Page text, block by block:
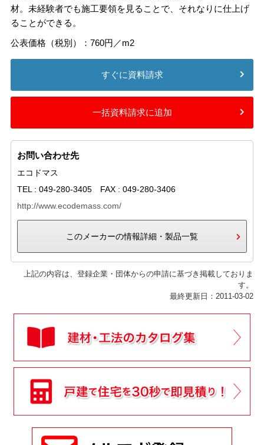
材。未経験者でも施工要領を見ることで、それなりに仕上げ
ることができる。
公表価格（税別）：760円／m2
すぐに資料請求
一括資料請求に追加
お問い合わせ先
エコドマス
TEL : 049-280-3405 FAX : 049-280-3406
http://www.ecodemass.com/
このメーカーの情報詳細・製品一覧
上記の内容は、登録企業・団体からの申請に基づき掲載しておりま
す。
最終更新日：2011-03-02